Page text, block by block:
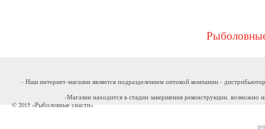
- Наш интернет-магазин является подразделением оптовой компании -
-Магазин находится в стадии завершения реконструкции, возможно
© 2015 «Рыболовные снасти»